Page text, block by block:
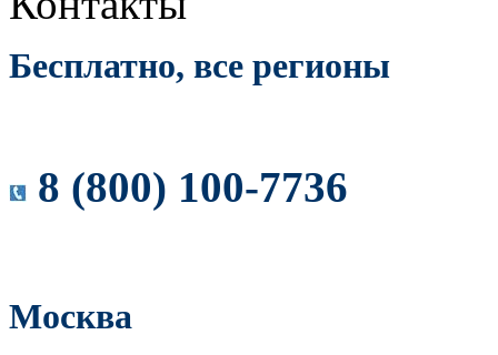
Бесплатно, все регионы
8 (800) 100-7736
Москва